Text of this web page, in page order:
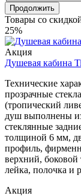
Продолжить
Товары со
25%
Акция
Душевая кабина
Технические
прозрачные
(тропический
душ выполнены
стеклянные
толщиной 6 мм,
профиль,
верхний,
лейка, полочка и
Акция